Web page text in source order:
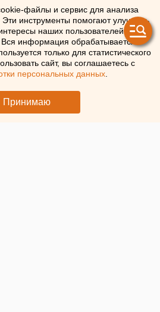
Добра»
из
Добра» посетили Екатеринбург
файлы и сервис для анализа
инструменты помогают улучшать
наших пользователей и
Вся информация обрабатывается в
только для статистического
сайт, вы соглашаетесь с
персональных данных
Принимаю